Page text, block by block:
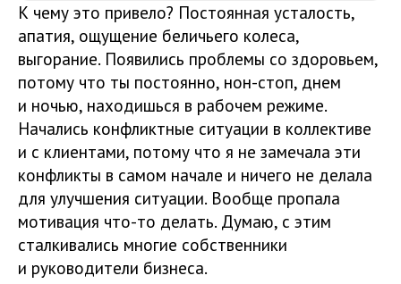
К чему это привело? Постоянная усталость,
апатия, ощущение беличьего колеса,
выгорание. Появились проблемы со здоровьем,
потому что ты постоянно, нон-стоп, днем
и ночью, находишься в рабочем режиме.
Начались конфликтные ситуации в коллективе
и с клиентами, потому что я не замечала эти
конфликты в самом начале и ничего не делала
для улучшения ситуации. Вообще пропала
мотивация что-то делать. Думаю, с этим
сталкивались многие собственники
и руководители бизнеса.